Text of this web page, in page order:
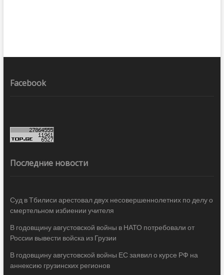
Facebook
Последние новости
Суд в Тбилиси арестовал двух несовершеннолетних по делу о
смертельном избиении учителя
В годовщину августовской войны в НАТО потребовали от
России вывести войска из Грузии
В годовщину августовской войны ЕС заявил о курсе РФ на
аннексию грузинских регионов